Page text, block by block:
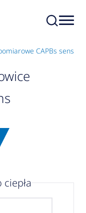
CAPBs sens